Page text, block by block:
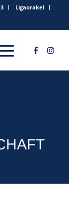
Ligaorakel